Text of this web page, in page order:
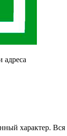
адреса
характер.